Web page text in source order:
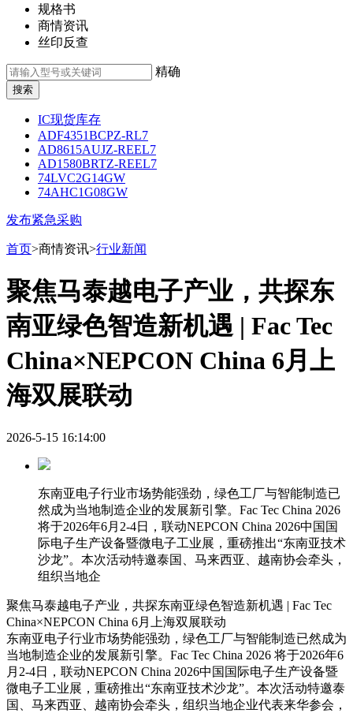
规格书
商情资讯
丝印反查
精确
IC现货库存
ADF4351BCPZ-RL7
AD8615AUJZ-REEL7
AD1580BRTZ-REEL7
74LVC2G14GW
74AHC1G08GW
发布紧急采购
首页>商情资讯>行业新闻
聚焦马泰越电子产业，共探东
南亚绿色智造新机遇 | Fac Tec
China×NEPCON China 6月上
海双展联动
2026-5-15 16:14:00
东南亚电子行业市场势能强劲，绿色工厂与智能制造已
然成为当地制造企业的发展新引擎。Fac Tec China 2026
将于2026年6月2-4日，联动NEPCON China 2026中国国
际电子生产设备暨微电子工业展，重磅推出“东南亚技术
沙龙”。本次活动特邀泰国、马来西亚、越南协会牵头，
组织当地企
聚焦马泰越电子产业，共探东南亚绿色智造新机遇 | Fac Tec
China×NEPCON China 6月上海双展联动
东南亚电子行业市场势能强劲，绿色工厂与智能制造已然成为
当地制造企业的发展新引擎。Fac Tec China 2026 将于2026年6
月2-4日，联动NEPCON China 2026中国国际电子生产设备暨
微电子工业展，重磅推出“东南亚技术沙龙”。本次活动特邀泰
国、马来西亚、越南协会牵头，组织当地企业代表来华参会，